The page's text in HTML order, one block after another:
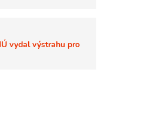
vydal výstrahu pro